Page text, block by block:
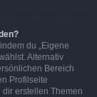
du „Eigene
Alternativ
Bereich
Profilseite
erstellen Themen